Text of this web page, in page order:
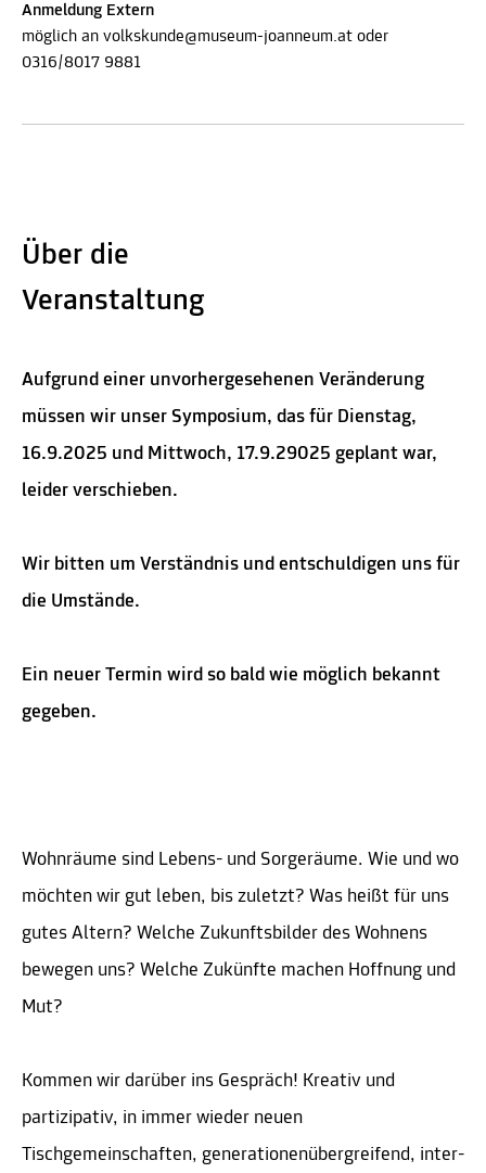
Anmeldung Extern
möglich an volkskunde@museum-joanneum.at oder
0316/8017 9881
Über die
Veranstaltung
Aufgrund einer unvorhergesehenen Veränderung
müssen wir unser Symposium, das für Dienstag,
16.9.2025 und Mittwoch, 17.9.29025 geplant war,
leider verschieben.
Wir bitten um Verständnis und entschuldigen uns für
die Umstände.
Ein neuer Termin wird so bald wie möglich bekannt
gegeben.
Wohnräume sind Lebens- und Sorgeräume. Wie und wo
möchten wir gut leben, bis zuletzt? Was heißt für uns
gutes Altern? Welche Zukunftsbilder des Wohnens
bewegen uns? Welche Zukünfte machen Hoffnung und
Mut?
Kommen wir darüber ins Gespräch! Kreativ und
partizipativ, in immer wieder neuen
Tischgemeinschaften, generationenübergreifend, inter-